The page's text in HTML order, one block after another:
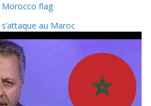
au Maroc